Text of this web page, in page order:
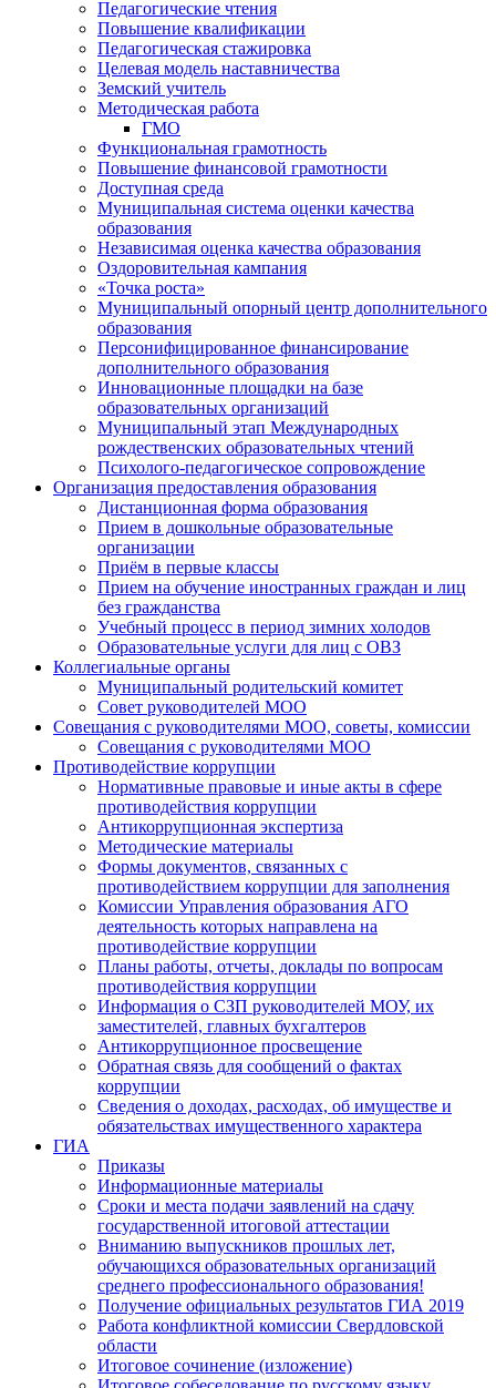
Педагогические чтения
Повышение квалификации
Педагогическая стажировка
Целевая модель наставничества
Земский учитель
Методическая работа
ГМО
Функциональная грамотность
Повышение финансовой грамотности
Доступная среда
Муниципальная система оценки качества
образования
Независимая оценка качества образования
Оздоровительная кампания
«Точка роста»
Муниципальный опорный центр дополнительного
образования
Персонифицированное финансирование
дополнительного образования
Инновационные площадки на базе
образовательных организаций
Муниципальный этап Международных
рождественских образовательных чтений
Психолого-педагогическое сопровождение
Организация предоставления образования
Дистанционная форма образования
Прием в дошкольные образовательные
организации
Приём в первые классы
Прием на обучение иностранных граждан и лиц
без гражданства
Учебный процесс в период зимних холодов
Образовательные услуги для лиц с ОВЗ
Коллегиальные органы
Муниципальный родительский комитет
Совет руководителей МОО
Совещания с руководителями МОО, советы, комиссии
Совещания с руководителями МОО
Противодействие коррупции
Нормативные правовые и иные акты в сфере
противодействия коррупции
Антикоррупционная экспертиза
Методические материалы
Формы документов, связанных с
противодействием коррупции для заполнения
Комиссии Управления образования АГО
деятельность которых направлена на
противодействие коррупции
Планы работы, отчеты, доклады по вопросам
противодействия коррупции
Информация о СЗП руководителей МОУ, их
заместителей, главных бухгалтеров
Антикоррупционное просвещение
Обратная связь для сообщений о фактах
коррупции
Сведения о доходах, расходах, об имуществе и
обязательствах имущественного характера
ГИА
Приказы
Информационные материалы
Сроки и места подачи заявлений на сдачу
государственной итоговой аттестации
Вниманию выпускников прошлых лет,
обучающихся образовательных организаций
среднего профессионального образования!
Получение официальных результатов ГИА 2019
Работа конфликтной комиссии Свердловской
области
Итоговое сочинение (изложение)